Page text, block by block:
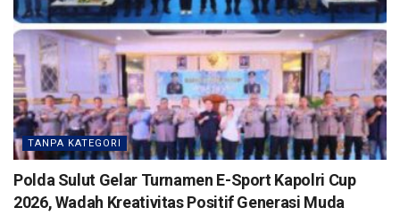
TANPA KATEGORI
Polda Sulut Gelar Turnamen E-Sport Kapolri Cup
2026, Wadah Kreativitas Positif Generasi Muda